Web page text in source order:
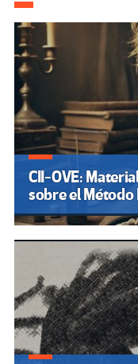
CII-OVE:
sobre el Método